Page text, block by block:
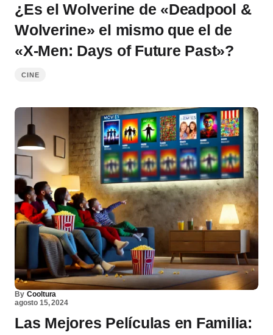
¿Es el Wolverine de «Deadpool &
Wolverine» el mismo que el de
«X-Men: Days of Future Past»?
CINE
By Cooltura
agosto 15, 2024
Las Mejores Películas en Familia: